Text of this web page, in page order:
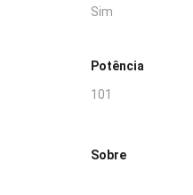
Sim
Potência
101
Sobre